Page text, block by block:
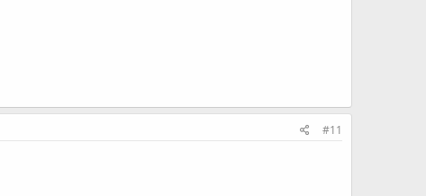
#11